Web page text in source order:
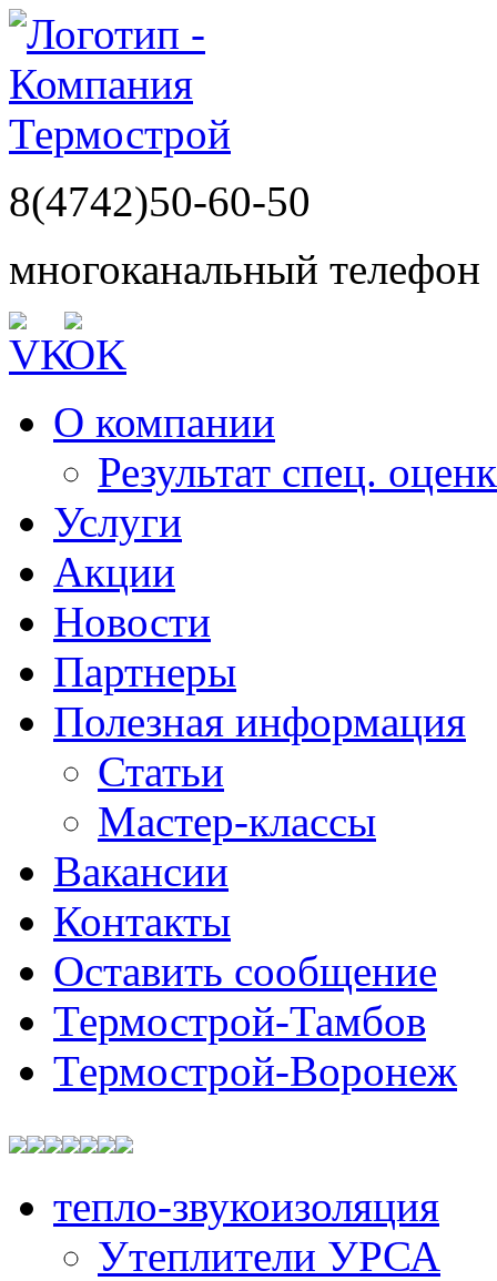
8(4742)50-60-50
многоканальный телефон
О компании
Результат спец.
Услуги
Акции
Новости
Партнеры
Полезная информация
Статьи
Мастер-классы
Вакансии
Контакты
Оставить сообщение
Термострой-Тамбов
Термострой-Воронеж
тепло-звукоизоляция
Утеплители УРСА